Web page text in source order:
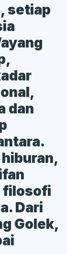
setiap
dan
filosofi
Dari
Golek,